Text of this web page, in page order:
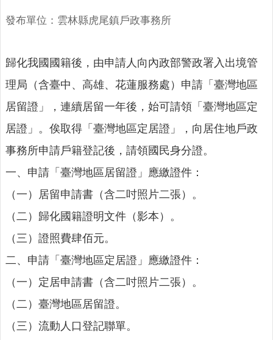
服
人
統
計
最
消
息
公
資
訊
主
專
區
民
發布單位：雲林縣虎尾鎮戶政事務所
歸化我國國籍後，由申請人向內政部警政署入出境管
理局（含臺中、高雄、花蓮服務處）申請「臺灣地區
居留證」，連續居留一年後，始可請領「臺灣地區定
居證」。俟取得「臺灣地區定居證」，向居住地戶政
事務所申請戶籍登記後，請領國民身分證。
一、申請「臺灣地區居留證」應繳證件：
（一）居留申請書（含二吋照片二張）。
（二）歸化國籍證明文件（影本）。
（三）證照費肆佰元。
二、申請「臺灣地區定居證」應繳證件：
（一）定居申請書（含二吋照片二張）。
（二）臺灣地區居留證。
（三）流動人口登記聯單。